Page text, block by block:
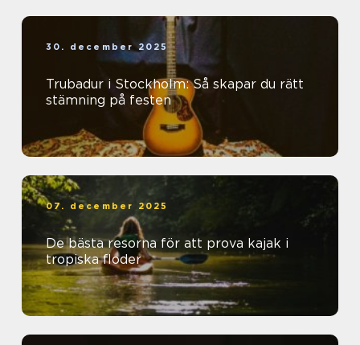
30. december 2025
Trubadur i Stockholm: Så skapar du rätt
stämning på festen
07. december 2025
De bästa resorna för att prova kajak i
tropiska floder